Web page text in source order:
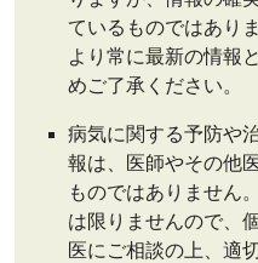
ているものではあり
より常に最新の情報
めご了承ください。
病気に関する予防や
報は、医師やその他
ものではありません
は限りませんので、
医にご相談の上、適